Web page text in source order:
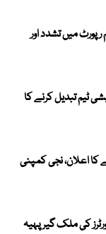
میں تشدد اور
ٹیم تبدیل کرنے کا
کرنے کا اعلان، نجی کمپنی
کی ملک گیر پہیہ